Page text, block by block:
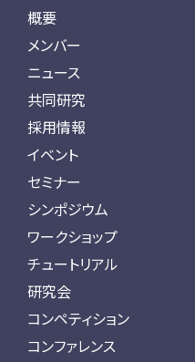
概要
メンバー
ニュース
共同研究
採用情報
イベント
セミナー
シンポジウム
ワークショップ
チュートリアル
研究会
コンペティション
コンファレンス